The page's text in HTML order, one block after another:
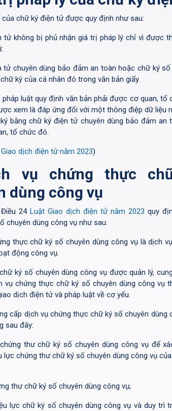
của chữ ký điện tử được quy định như sau:
tử không bị phủ nhận giá trị pháp lý chỉ vì được
tử chuyên dùng bảo đảm an toàn hoặc chữ ký
ký của cá nhân đó trong văn bản giấy.
luật quy định văn bản phải được cơ quan, tổ
xem là đáp ứng đối với một thông điệp dữ liệu
bằng chữ ký điện tử chuyên dùng bảo đảm an
tổ chức đó.
dịch điện tử năm 2023)
vụ chứng thực
dùng công vụ
24 Luật Giao dịch điện tử năm 2023 quy
chuyên dùng công vụ như sau:
thực chữ ký số chuyên dùng công vụ là dịch
động công vụ.
ký số chuyên dùng công vụ được quản lý,
vụ chứng thực chữ ký số chuyên dùng công vụ
dịch điện tử và pháp luật về cơ yếu.
cấp dịch vụ chứng thực chữ ký số chuyên dùng
sau đây:
thư chữ ký số chuyên dùng công vụ để
lực chứng thư chữ ký số chuyên dùng công vụ
thư chữ ký số chuyên dùng công vụ;
lực chữ ký số chuyên dùng công vụ và duy trì